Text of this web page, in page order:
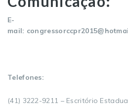
E-
mail:
Telefones:
(41) 3222-9211 – Escritório